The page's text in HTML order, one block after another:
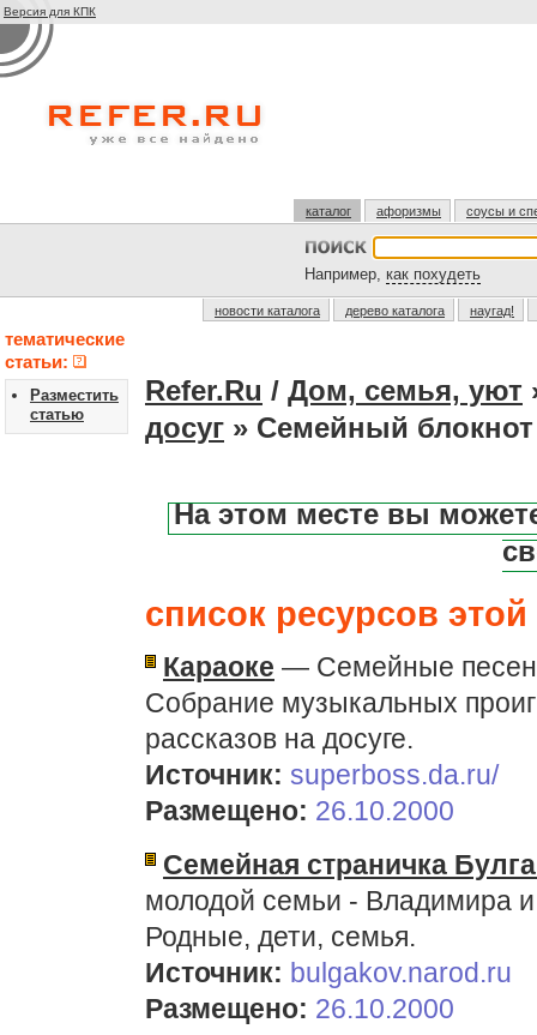
Версия для КПК
каталог афоризмы соусы и
Например, как похудеть
новости каталога дерево каталога наугад!
тематические
статьи:
Разместить
статью
Refer.Ru / Дом, семья, уют
досуг » Семейный блокнот
На этом месте вы
список ресурсов этой
Караоке — Семейные
Собрание музыкальных
рассказов на досуге.
Источник: superboss.da.ru/
Размещено: 26.10.2000
Семейная страничка
молодой семьи - Владимира
Родные, дети, семья.
Источник: bulgakov.narod.ru
Размещено: 26.10.2000